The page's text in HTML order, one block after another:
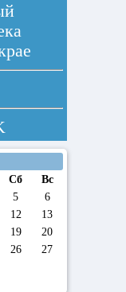
Сб
Вс
5
6
12
13
19
20
26
27